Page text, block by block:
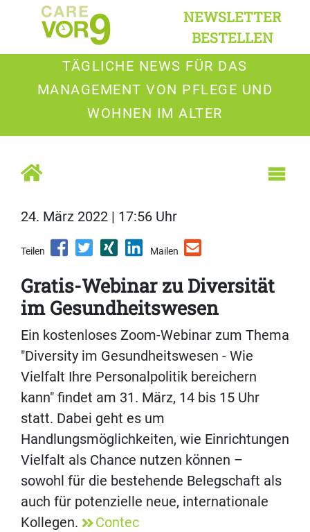
NEWSLETTER
BESTELLEN
TÄGLICHE NEWS FÜR DAS
MANAGEMENT VON PFLEGE UND
WOHNEN IM ALTER
24. März 2022 | 17:56 Uhr
Teilen Mailen
Gratis-Webinar zu Diversität
im Gesundheitswesen
Ein kostenloses Zoom-Webinar zum Thema
"Diversity im Gesundheitswesen - Wie
Vielfalt Ihre Personalpolitik bereichern
kann" findet am 31. März, 14 bis 15 Uhr
statt. Dabei geht es um
Handlungsmöglichkeiten, wie Einrichtungen
Vielfalt als Chance nutzen können –
sowohl für die bestehende Belegschaft als
auch für potenzielle neue, internationale
Kollegen.
Contec